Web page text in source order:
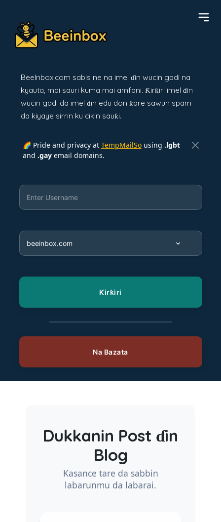
BeeInbox.com sabis ne na imel ɗin wucin gadi na
kyauta, mai sauri kuma mai amfani. Ƙirƙiri imel ɗin
wucin gadi da imel ɗin edu don ƙare sawun spam
da kiyaye sirrin ku cikin sauƙi.
🌈 Pride and privacy at TempMailSousing .lgbt
and .gayemail domains.
Dukkanin Post ɗin
Blog
Kasance tare da sabbin
labarunmu da labarai.